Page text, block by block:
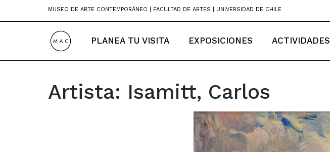
MUSEO DE ARTE CONTEMPORÁNEO | FACULTAD DE ARTES | UNIVERSIDAD DE CHILE
PLANEA TU VISITA EXPOSICIONES ACTIVIDADES
Artista: Isamitt, Carlos